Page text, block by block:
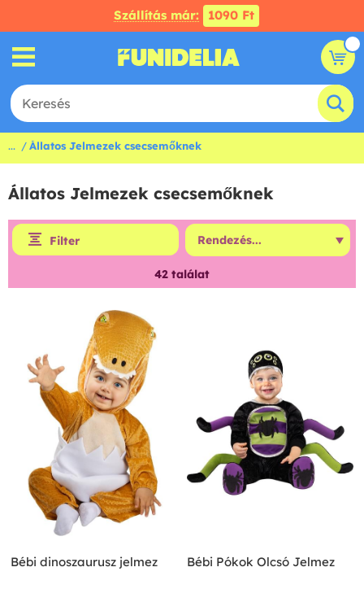
Szállítás már: 1090 Ft
... Állatos Jelmezek csecsemőknek
Állatos Jelmezek csecsemőknek
Filter
42 találat
Bébi dinoszaurusz jelmez Bébi Pókok Olcsó Jelmez